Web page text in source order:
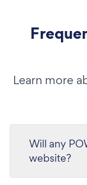
Learn more
Will any
website?